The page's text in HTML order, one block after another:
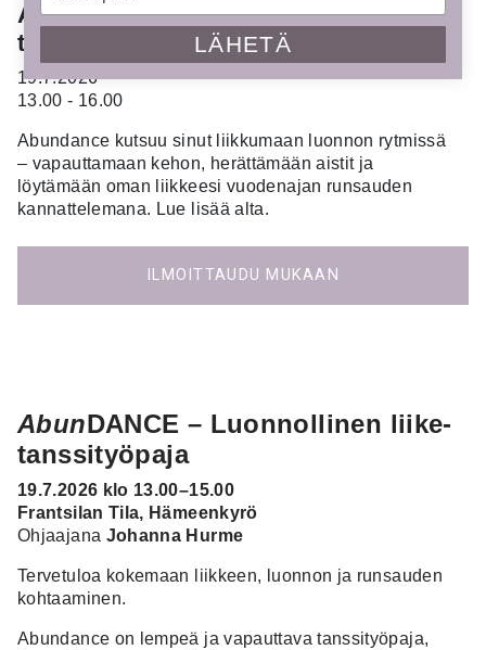
ABUNDANCE – luonnollinen liike-
tanssityöpaja
19.7.2026
13.00 - 16.00
Abundance kutsuu sinut liikkumaan luonnon rytmissä
– vapauttamaan kehon, herättämään aistit ja
löytämään oman liikkeesi vuodenajan runsauden
kannattelemana. Lue lisää alta.
ILMOITTAUDU MUKAAN
AbunDANCE – Luonnollinen liike-
tanssityöpaja
19.7.2026 klo 13.00–15.00
Frantsilan Tila, Hämeenkyrö
Ohjaajana Johanna Hurme
Tervetuloa kokemaan liikkeen, luonnon ja runsauden
kohtaaminen.
Abundance on lempeä ja vapauttava tanssityöpaja,
LÄHETÄ